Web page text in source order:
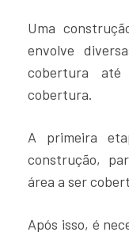
Uma
envolve
cobertura
cobertura.
A primeira
construção,
área a ser
Após isso, é